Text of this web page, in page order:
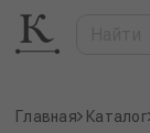
Главная Каталог